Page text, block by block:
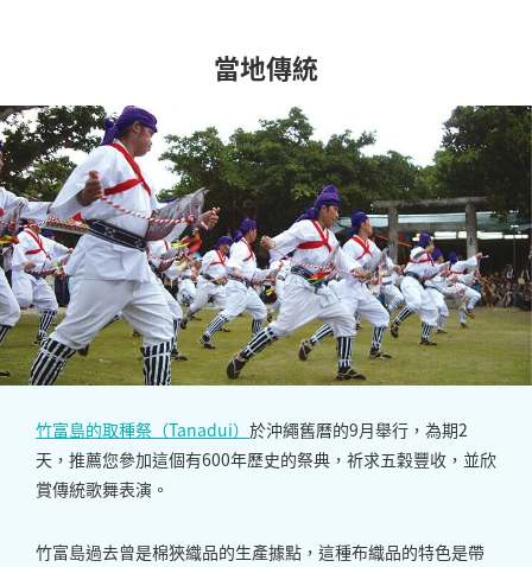
當地傳統
竹富島的取種祭（Tanadui） 於沖繩舊曆的9月舉行，為期2
天，推薦您參加這個有600年歷史的祭典，祈求五穀豐收，並欣
賞傳統歌舞表演。
竹富島過去曾是棉狹織品的生產據點，這種布織品的特色是帶